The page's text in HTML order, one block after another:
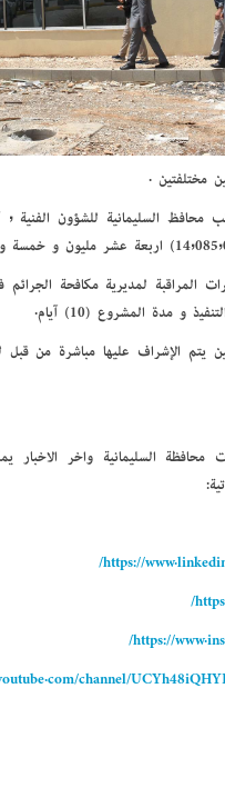
مختلفتين .
السليمانية للشؤون الفنية ,
و مدة المشروع (10) آيام.
يتم الإشراف عليها مباشرة من
السليمانية وأخر
https://
https://
channel/